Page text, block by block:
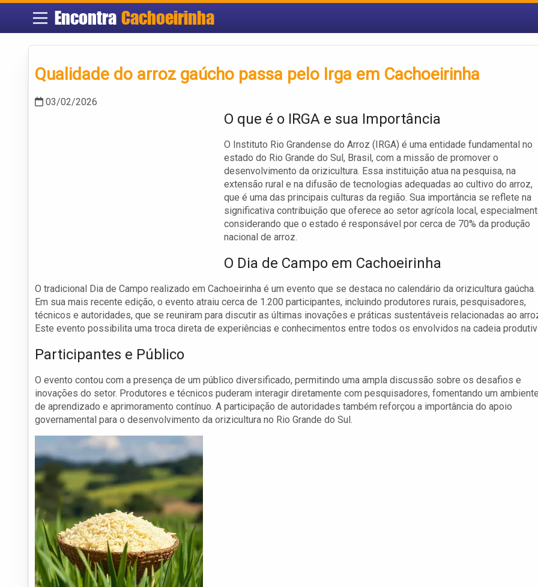
Encontra Cachoeirinha
Qualidade do arroz gaúcho passa pelo Irga em Cachoeirinha
03/02/2026
O que é o IRGA e sua Importância
O Instituto Rio Grandense do Arroz (IRGA) é uma entidade fundamental no
estado do Rio Grande do Sul, Brasil, com a missão de promover o
desenvolvimento da orizicultura. Essa instituição atua na pesquisa, na
extensão rural e na difusão de tecnologias adequadas ao cultivo do arroz,
que é uma das principais culturas da região. Sua importância se reflete na
significativa contribuição que oferece ao setor agrícola local,
considerando que o estado é responsável por cerca de 70% da produção
nacional de arroz.
O Dia de Campo em Cachoeirinha
O tradicional Dia de Campo realizado em Cachoeirinha é um evento que se destaca no calendário da orizicultura gaúcha.
Em sua mais recente edição, o evento atraiu cerca de 1.200 participantes, incluindo produtores rurais, pesquisadores,
técnicos e autoridades, que se reuniram para discutir as últimas inovações e práticas sustentáveis relacionadas ao
Este evento possibilita uma troca direta de experiências e conhecimentos entre todos os envolvidos na cadeia
Participantes e Público
O evento contou com a presença de um público diversificado, permitindo uma ampla discussão sobre os desafios e
inovações do setor. Produtores e técnicos puderam interagir diretamente com pesquisadores, fomentando um
de aprendizado e aprimoramento contínuo. A participação de autoridades também reforçou a importância do apoio
governamental para o desenvolvimento da orizicultura no Rio Grande do Sul.